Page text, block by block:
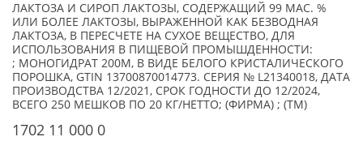
ЛАКТОЗА И СИРОП ЛАКТОЗЫ, СОДЕРЖАЩИЙ 99 МАС. %
ИЛИ БОЛЕЕ ЛАКТОЗЫ, ВЫРАЖЕННОЙ КАК БЕЗВОДНАЯ
ЛАКТОЗА, В ПЕРЕСЧЕТЕ НА СУХОЕ ВЕЩЕСТВО, ДЛЯ
ИСПОЛЬЗОВАНИЯ В ПИЩЕВОЙ ПРОМЫШДЕННОСТИ:
; МОНОГИДРАТ 200М, В ВИДЕ БЕЛОГО КРИСТАЛИЧЕСКОГО
ПОРОШКА, GTIN 13700870014773. СЕРИЯ № L21340018, ДАТА
ПРОИЗВОДСТВА 12/2021, СРОК ГОДНОСТИ ДО 12/2024,
ВСЕГО 250 МЕШКОВ ПО 20 КГ/НЕТТО; (ФИРМА) ; (TM)
1702 11 000 0